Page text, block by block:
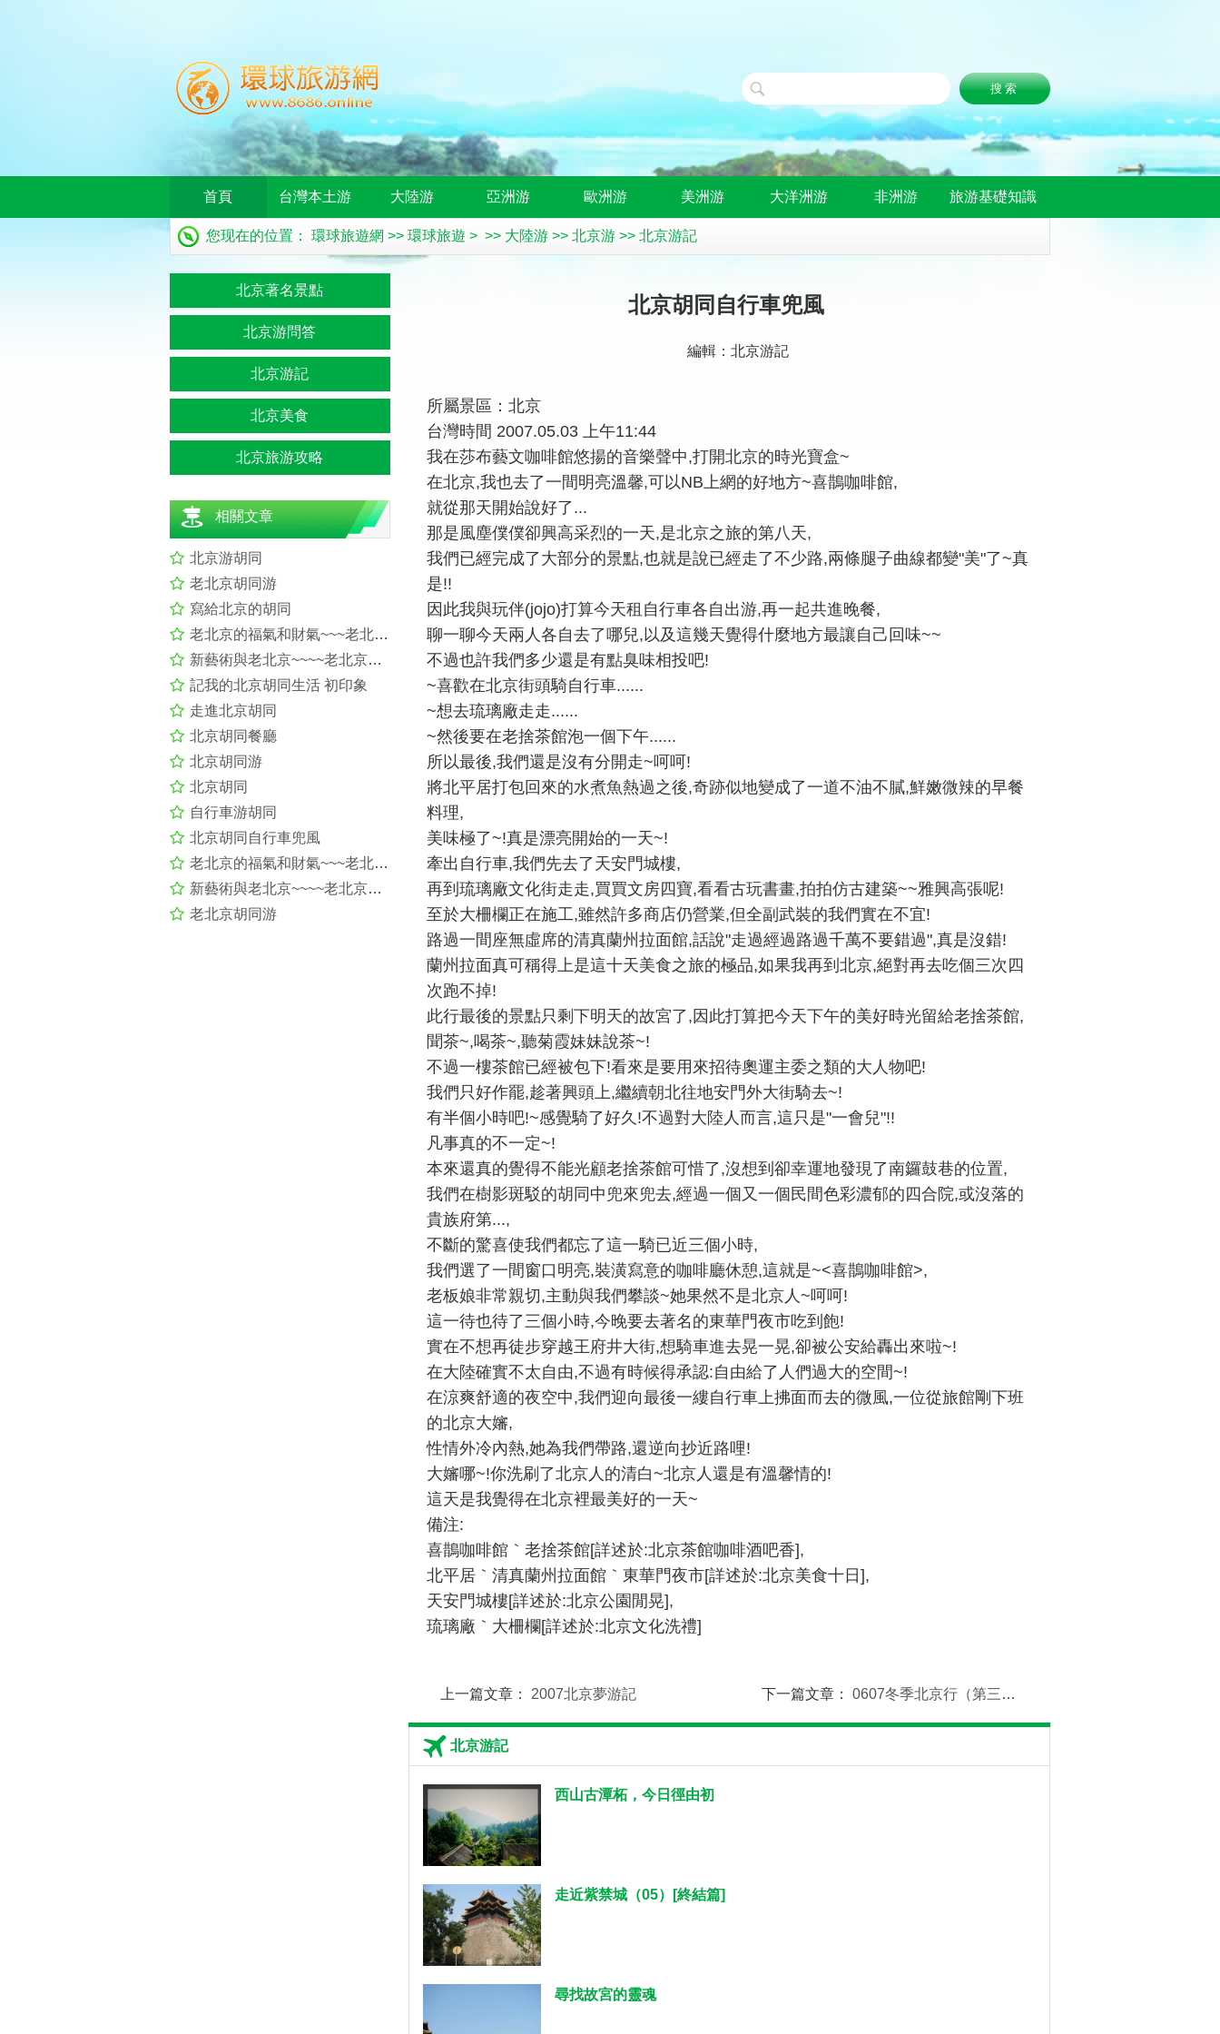
首頁 台灣本土游 大陸游 亞洲游 歐洲游 美洲游 大洋洲游 非洲游 旅游基礎知識
您现在的位置： 環球旅遊網 >> 環球旅遊 > >> 大陸游 >> 北京游 >> 北京游記
北京胡同自行車兜風
編輯：北京游記
所屬景區：北京
台灣時間 2007.05.03 上午11:44
我在莎布藝文咖啡館悠揚的音樂聲中,打開北京的時光寶盒~
在北京,我也去了一間明亮溫馨,可以NB上網的好地方~喜鵲咖啡館,
就從那天開始說好了...
那是風塵僕僕卻興高采烈的一天,是北京之旅的第八天,
我們已經完成了大部分的景點,也就是說已經走了不少路,兩條腿子曲線都變"美"了~真
是!!
因此我與玩伴(jojo)打算今天租自行車各自出游,再一起共進晚餐,
聊一聊今天兩人各自去了哪兒,以及這幾天覺得什麼地方最讓自己回味~~
不過也許我們多少還是有點臭味相投吧!
~喜歡在北京街頭騎自行車......
~想去琉璃廠走走......
~然後要在老捨茶館泡一個下午......
所以最後,我們還是沒有分開走~呵呵!
將北平居打包回來的水煮魚熱過之後,奇跡似地變成了一道不油不膩,鮮嫩微辣的早餐
料理,
美味極了~!真是漂亮開始的一天~!
牽出自行車,我們先去了天安門城樓,
再到琉璃廠文化街走走,買買文房四寶,看看古玩書畫,拍拍仿古建築~~雅興高張呢!
至於大柵欄正在施工,雖然許多商店仍營業,但全副武裝的我們實在不宜!
路過一間座無虛席的清真蘭州拉面館,話說"走過經過路過千萬不要錯過",真是沒錯!
蘭州拉面真可稱得上是這十天美食之旅的極品,如果我再到北京,絕對再去吃個三次四
次跑不掉!
此行最後的景點只剩下明天的故宮了,因此打算把今天下午的美好時光留給老捨茶館,
聞茶~,喝茶~,聽菊霞妹妹說茶~!
不過一樓茶館已經被包下!看來是要用來招待奧運主委之類的大人物吧!
我們只好作罷,趁著興頭上,繼續朝北往地安門外大街騎去~!
有半個小時吧!~感覺騎了好久!不過對大陸人而言,這只是"一會兒"!!
凡事真的不一定~!
本來還真的覺得不能光顧老捨茶館可惜了,沒想到卻幸運地發現了南鑼鼓巷的位置,
我們在樹影斑駁的胡同中兜來兜去,經過一個又一個民間色彩濃郁的四合院,或沒落的
貴族府第...,
不斷的驚喜使我們都忘了這一騎已近三個小時,
我們選了一間窗口明亮,裝潢寫意的咖啡廳休憩,這就是~<喜鵲咖啡館>,
老板娘非常親切,主動與我們攀談~她果然不是北京人~呵呵!
這一待也待了三個小時,今晚要去著名的東華門夜市吃到飽!
實在不想再徒步穿越王府井大街,想騎車進去晃一晃,卻被公安給轟出來啦~!
在大陸確實不太自由,不過有時候得承認:自由給了人們過大的空間~!
在涼爽舒適的夜空中,我們迎向最後一縷自行車上拂面而去的微風,一位從旅館剛下班
的北京大嬸,
性情外冷內熱,她為我們帶路,還逆向抄近路哩!
大嬸哪~!你洗刷了北京人的清白~北京人還是有溫馨情的!
這天是我覺得在北京裡最美好的一天~
備注:
喜鵲咖啡館｀老捨茶館[詳述於:北京茶館咖啡酒吧香],
北平居｀清真蘭州拉面館｀東華門夜市[詳述於:北京美食十日],
天安門城樓[詳述於:北京公園閒晃],
琉璃廠｀大柵欄[詳述於:北京文化洗禮]
上一篇文章： 2007北京夢游記 下一篇文章： 0607冬季北京行（第三天）
北京游記
西山古潭柘，今日徑由初
走近紫禁城（05）[終結篇]
尋找故宮的靈魂
北京著名景點
北京游問答
北京游記
北京美食
北京旅游攻略
相關文章
北京游胡同
老北京胡同游
寫給北京的胡同
老北京的福氣和財氣~~~老北京胡同游及798尋展(三) _北京旅游游記
新藝術與老北京~~~~老北京胡同游及798尋展(二) _北京旅游游記 -
記我的北京胡同生活 初印象
走進北京胡同
北京胡同餐廳
北京胡同游
北京胡同
自行車游胡同
北京胡同自行車兜風
老北京的福氣和財氣~~~老北京胡同游及798尋展(三)
新藝術與老北京~~~~老北京胡同游及798尋展(二)
老北京胡同游